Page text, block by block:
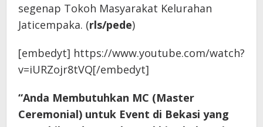
segenap Tokoh Masyarakat Kelurahan
Jaticempaka. (rls/pede)
[embedyt] https://www.youtube.com/watch?
v=iURZojr8tVQ[/embedyt]
“Anda Membutuhkan MC (Master
Ceremonial) untuk Event di Bekasi yang